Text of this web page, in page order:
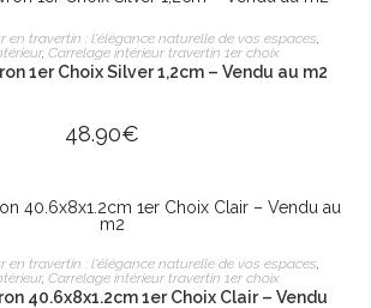
AJOUTER AU PANIER
en travertin : l'élégance naturelle de vos espaces,
, Carrelage intérieur travertin 1er choix
1er Choix Silver 1,2cm – Vendu au m2
48.90€
AJOUTER AU PANIER
en travertin : l'élégance naturelle de vos espaces
, Carrelage intérieur travertin 1er choix
40.6x8x1.2cm 1er Choix Clair – Vendu